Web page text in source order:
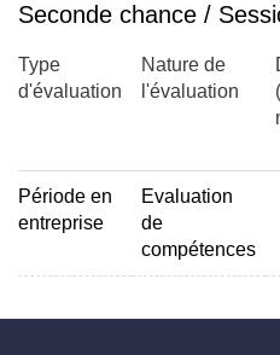
Seconde chance /
Type
d'évaluation
Nature de
l'évaluation
Période en
entreprise
Evaluation
de
compétences